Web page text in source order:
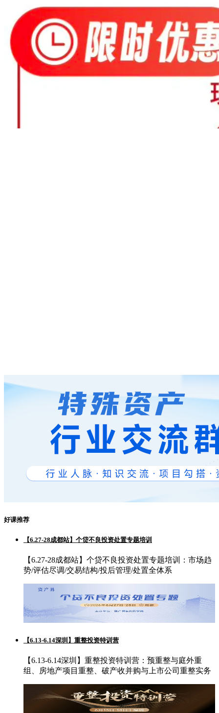
好课推荐
【6.27-28成都站】个贷不良投资处置专题培训
【6.27-28成都站】个贷不良投资处置专题培训：市场趋
势/评估尽调/交易结构/投后管理/处置全体系
【6.13-6.14深圳】重整投资特训营
【6.13-6.14深圳】重整投资特训营：预重整与庭外重
组、房地产项目重整、破产收并购与上市公司重整实务